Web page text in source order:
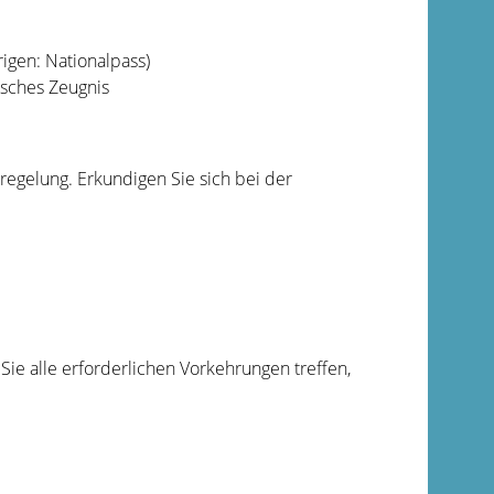
Nationalpass)
Zeugnis
Erkundigen Sie sich bei der
alle erforderlichen Vorkehrungen treffen,